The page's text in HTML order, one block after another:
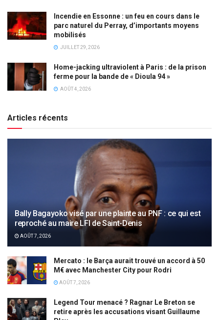
Incendie en Essonne : un feu en cours dans le
parc naturel du Perray, d’importants moyens
mobilisés
JUILLET 29, 2026
Home-jacking ultraviolent à Paris : de la prison
ferme pour la bande de « Dioula 94 »
AOÛT 4, 2026
Articles récents
Bally Bagayoko visé par une plainte au PNF : ce qui est
reproché au maire LFI de Saint-Denis
AOÛT 7, 2026
Mercato : le Barça aurait trouvé un accord à 50
M€ avec Manchester City pour Rodri
AOÛT 7, 2026
Legend Tour menacé ? Ragnar Le Breton se
retire après les accusations visant Guillaume